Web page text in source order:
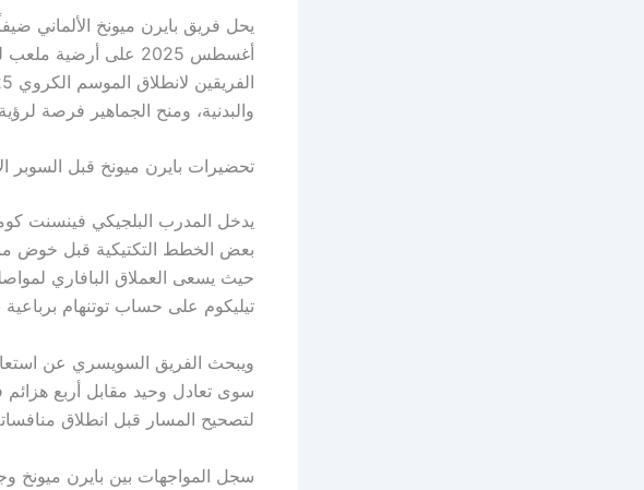
أغسطس 2025 على
والبدنية، ومنح الجماهير فرصة
تحضيرات بايرن ميونخ قبل السوبر
يدخل المدرب البلجيكي فينسنت
بعض الخطط التكتيكية قبل خوض
حيث يسعى العملاق البافاري
تيليكوم على حساب توتنهام برباعية
ويبحث الفريق السويسري عن
سوى تعادل وحيد مقابل أربع
لتصحيح المسار قبل انطلاق
سجل المواجهات بين بايرن ميونخ